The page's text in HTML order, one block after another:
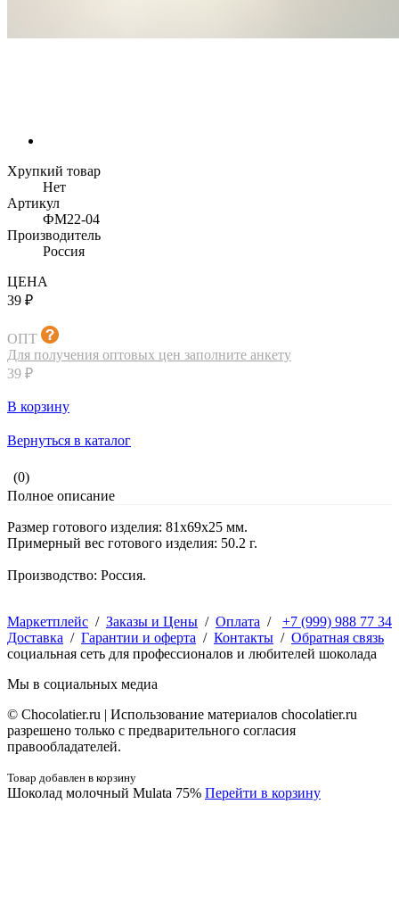
Хрупкий товар
Нет
Артикул
ФМ22-04
Производитель
Россия
ЦЕНА
39 ₽
ОПТ
Для получения оптовых цен заполните анкету
39 ₽
В корзину
Вернуться в каталог
(0)
Полное описание
Размер готового изделия: 81х69х25 мм.
Примерный вес готового изделия: 50.2 г.
Производство: Россия.
+7 (999) 988 77 34
Маркетплейс / Заказы и Цены / Оплата /
Доставка / Гарантии и оферта / Контакты / Обратная связь
социальная сеть для профессионалов и любителей шоколада
Мы в социальных медиа
© Сhocolatier.ru | Использование материалов chocolatier.ru
разрешено только с предварительного согласия
правообладателей.
Товар добавлен в корзину
Шоколад молочный Mulata 75% Перейти в корзину